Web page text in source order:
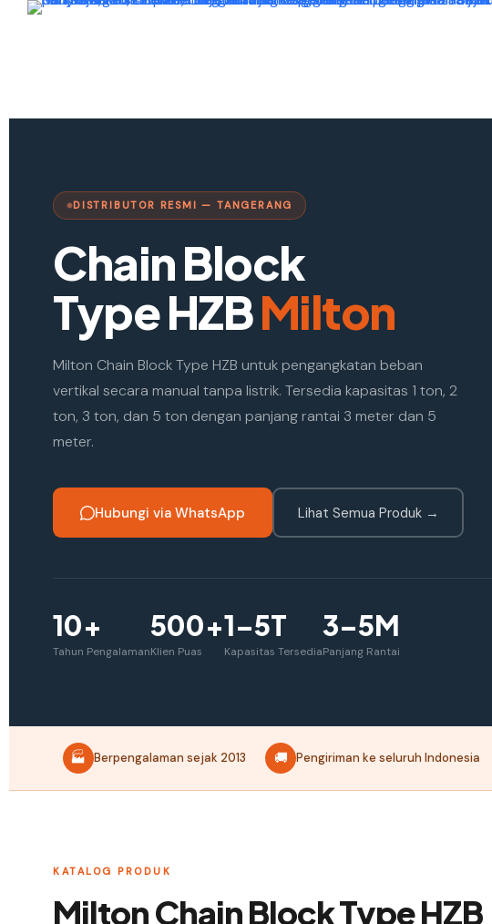
t
DISTRIBUTOR RESMI — TANGERANG
Chain Block
Type HZBMilton
Milton Chain Block Type HZB untuk pengangkatan beban
vertikal secara manual tanpa listrik. Tersedia kapasitas 1 ton, 2
ton, 3 ton, dan 5 ton dengan panjang rantai 3 meter dan 5
meter.
Hubungi via WhatsApp Lihat Semua Produk →
10+
Tahun Pengalaman
500+
Klien Puas
1–5T
Kapasitas Tersedia
3–5M
Panjang Rantai
🏭 Berpengalaman sejak 2013 🚚 Pengiriman ke seluruh Indonesia
KATALOG PRODUK
Milton Chain Block Type HZB